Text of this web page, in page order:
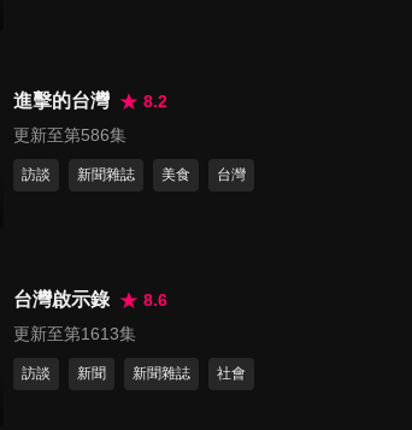
第107集 原來最極致的富人都
這樣玩車？The
MAGARIGAWA Club
17
of Volvo, Gothenburg
第109集 試車到一半直接躺平
睡著？Kia Sorento Turbo-
進擊的台灣
8.2
更新至第586集
訪談 新聞雜誌 美食 台灣
台灣啟示錄
8.6
更新至第1613集
訪談 新聞 新聞雜誌 社會